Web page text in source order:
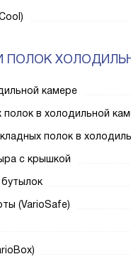
ПОЛОК
камере
полок в холодильной
полок в
с крышкой
(VarioSafe)